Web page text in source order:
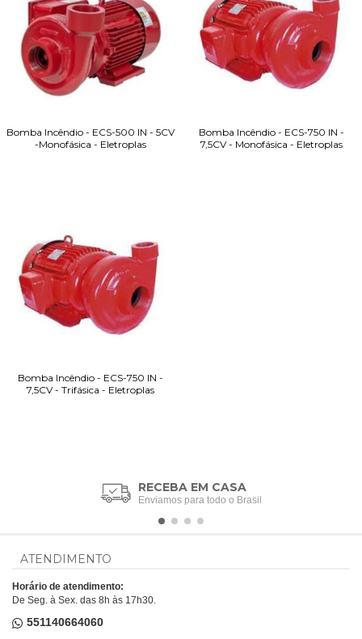
Bomba Incêndio - ECS-500 IN - 5CV
-Monofásica - Eletroplas
Bomba Incêndio - ECS-750 IN -
7,5CV - Monofásica - Eletroplas
Bomba Incêndio - ECS-750 IN -
7,5CV - Trifásica - Eletroplas
RECEBA EM CASA
Enviamos para todo o Brasil
ATENDIMENTO
Horário de atendimento:
De Seg. à Sex. das 8h às 17h30.
551140664060